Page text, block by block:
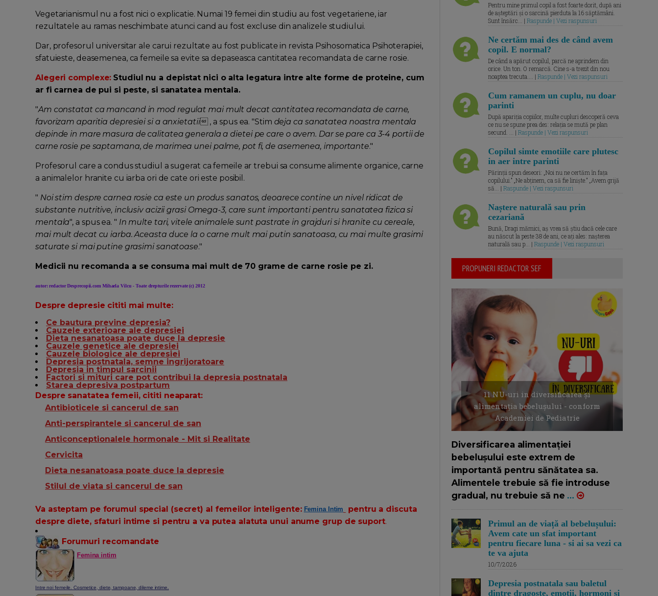
Vegetarianismul nu a fost nici o explicatie. Numai 19 femei din studiu au fost vegetariene, iar
rezultatele au ramas neschimbate atunci cand au fost excluse din analizele studiului.
Dar, profesorul universitar ale carui rezultate au fost publicate in revista Psihosomatica Psihoterapiei,
sfatuieste, deasemenea, ca femeile sa evite sa depaseasca cantitatea recomandata de carne rosie.
Alegeri complexe: Studiul nu a depistat nici o alta legatura intre alte forme de proteine, cum
ar fi carnea de pui si peste, si sanatatea mentala.
"Am constatat ca mancand in mod regulat mai mult decat cantitatea recomandata de carne,
favorizam aparitia depresiei si a anxietatii , a spus ea. "Stim deja ca sanatatea noastra mentala
depinde in mare masura de calitatea generala a dietei pe care o avem. Dar se pare ca 3-4 portii de
carne rosie pe saptamana, de marimea unei palme, pot fi, de asemenea, importante."
Profesorul care a condus studiul a sugerat ca femeile ar trebui sa consume alimente organice, carne
a animalelor hranite cu iarba ori de cate ori este posibil.
" Noi stim despre carnea rosie ca este un produs sanatos, deoarece contine un nivel ridicat de
substante nutritive, inclusiv acizii grasi Omega-3, care sunt importanti pentru sanatatea fizica si
mentala", a spus ea. " In multe tari, vitele animalele sunt pastrate in grajduri si hranite cu cereale,
mai mult decat cu iarba. Aceasta duce la o carne mult mai putin sanatoasa, cu mai multe grasimi
saturate si mai putine grasimi sanatoase."
Medicii nu recomanda a se consuma mai mult de 70 grame de carne rosie pe zi.
autor: redactor Desprecopii.com Mihaela Vilcu - Toate drepturile rezervate (c) 2012
Despre depresie cititi mai multe:
Ce bautura previne depresia?
Cauzele exterioare ale depresiei
Dieta nesanatoasa poate duce la depresie
Cauzele genetice ale depresiei
Cauzele biologice ale depresiei
Depresia postnatala, semne ingrijoratoare
Depresia in timpul sarcinii
Factori si mituri care pot contribui la depresia postnatala
Starea depresiva postpartum
Despre sanatatea femeii, cititi neaparat:
Antibioticele si cancerul de san
Anti-perspirantele si cancerul de san
Anticonceptionalele hormonale - Mit si Realitate
Cervicita
Dieta nesanatoasa poate duce la depresie
Stilul de viata si cancerul de san
Va asteptam pe forumul special (secret) al femeilor inteligente: Femina Intim
pentru a discuta
despre diete, sfaturi intime si pentru a va putea alatuta unui anume grup de suport.
Forumuri recomandate
Femina intim
Intre noi femeile. Cosmetice, diete, tampoane, dileme intime.
Pentru mine primul copil a fost foarte dorit, după ani
de așteptări și o sarcină pierduta la 16 săptămâni.
Sunt însărc... | Raspunde | Vezi raspunsuri
Ne certăm mai des de când avem
copil. E normal?
De când a apărut copilul, parcă ne aprindem din
orice. Un ton. O remarcă. Cine s-a trezit din nou
noaptea trecuta.... | Raspunde | Vezi raspunsuri
Cum ramanem un cuplu, nu doar
parinti
După apariția copiilor, multe cupluri descoperă ceva
ce nu se spune prea des: relația se mută pe plan
secund. ... | Raspunde | Vezi raspunsuri
Copilul simte emotiile care plutesc
in aer intre parinti
Părinții spun deseori: „Noi nu ne certăm în fața
copilului.” „Ne abținem, ca să fie liniște.” „Avem grijă
să... | Raspunde | Vezi raspunsuri
Naștere naturală sau prin
cezariană
Bună, Dragi mămici, aș vrea să știu dacă cele care
au născut la peste 38 de ani, ce ați ales: nașterea
naturală sau p... | Raspunde | Vezi raspunsuri
PROPUNERI REDACTOR SEF
11 NU-uri in diversificarea și
alimentația bebelușului - conform
Academiei de Pediatrie
Diversificarea alimentației
bebelușului este extrem de
importantă pentru sănătatea sa.
Alimentele trebuie să fie introduse
gradual, nu trebuie să ne ...
Primul an de viață al bebelușului:
Avem cate un sfat important
pentru fiecare luna - si ai sa vezi ca
te va ajuta
10/7/2026
Depresia postnatala sau baletul
dintre dragoste, emotii, hormoni si